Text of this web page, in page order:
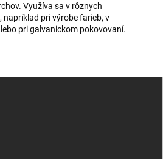
Využíva sa v rôznych
napríklad pri výrobe farieb, v
pri galvanickom pokovovaní.